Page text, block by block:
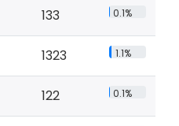
133 0.1%
1323 1.1%
122 0.1%